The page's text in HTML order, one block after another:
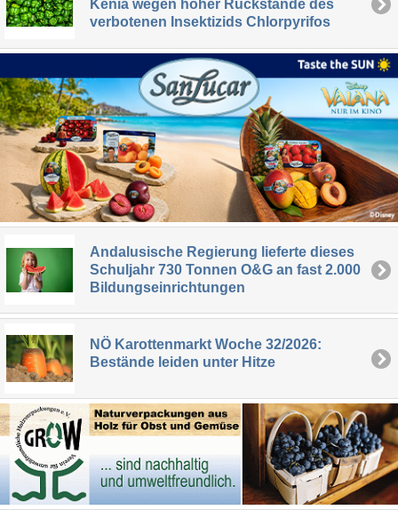
Kenia wegen hoher Rückstände des
verbotenen Insektizids Chlorpyrifos
Andalusische Regierung lieferte dieses
Schuljahr 730 Tonnen O&G an fast 2.000
Bildungseinrichtungen
NÖ Karottenmarkt Woche 32/2026:
Bestände leiden unter Hitze